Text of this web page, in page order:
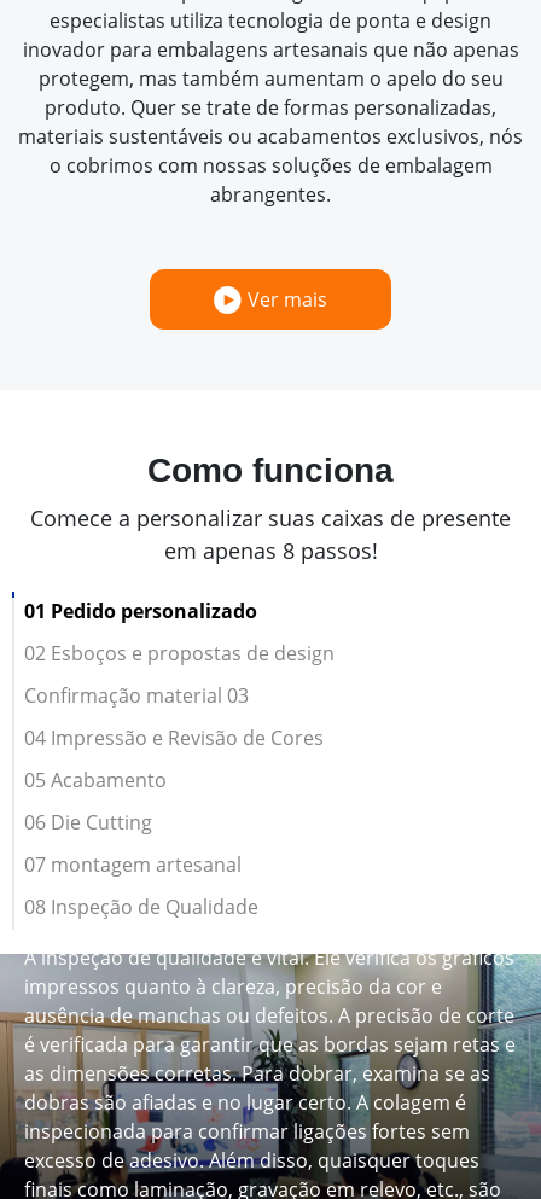
especialistas utiliza tecnologia de ponta e design
inovador para embalagens artesanais que não apenas
protegem, mas também aumentam o apelo do seu
produto. Quer se trate de formas personalizadas,
materiais sustentáveis ou acabamentos exclusivos, nós
o cobrimos com nossas soluções de embalagem
abrangentes.
Ver mais
Como funciona
Comece a personalizar suas caixas de presente
em apenas 8 passos!
01 Pedido personalizado
02 Esboços e propostas de design
Confirmação material 03
04 Impressão e Revisão de Cores
05 Acabamento
06 Die Cutting
07 montagem artesanal
08 Inspeção de Qualidade
A inspeção de qualidade é vital. Ele verifica os gráficos
impressos quanto à clareza, precisão da cor e
ausência de manchas ou defeitos. A precisão de corte
é verificada para garantir que as bordas sejam retas e
as dimensões corretas. Para dobrar, examina se as
dobras são afiadas e no lugar certo. A colagem é
inspecionada para confirmar ligações fortes sem
excesso de adesivo. Além disso, quaisquer toques
finais como laminação, gravação em relevo, etc., são